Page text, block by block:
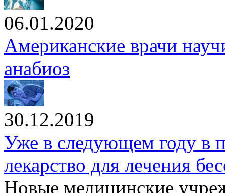
06.01.2020
Американские врачи
анабиоз
30.12.2019
Уже в следующем году в
лекарство для лечения
Новые медицинские